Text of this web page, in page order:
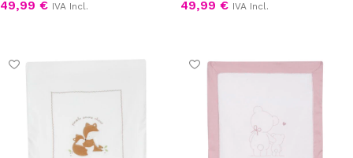
49,99 € IVA Incl.
49,99 € IVA Incl.